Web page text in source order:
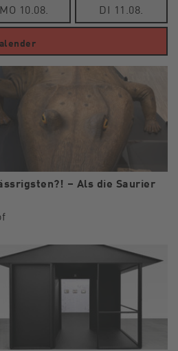
MO 10.08. DI 11.08.
– Als die Saurier